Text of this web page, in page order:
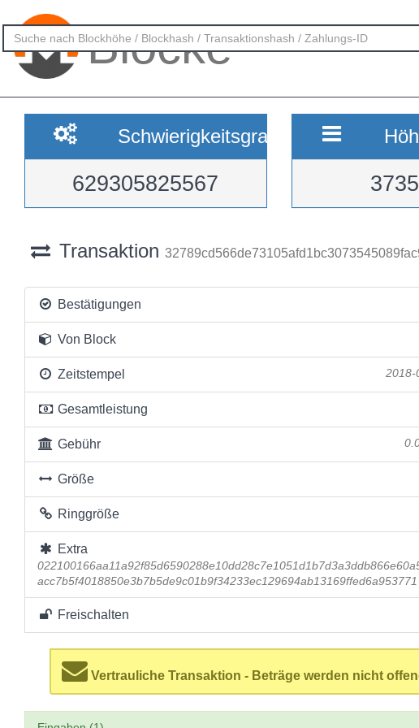
Blöcke
Schwierigkeitsgrad
629305825567
Transaktion
Bestätigungen
Von Block
Zeitstempel 2018-
Gesamtleistung
Gebühr
Größe
Ringgröße
Extra
acc7b5f4018850e3b7b5de9c01b9f34233ec129694ab13169ffed6a953771
Freischalten
Vertrauliche Transaktion - Beträge werden nicht